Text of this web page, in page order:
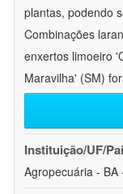
plantas, podendo
Combinações
enxertos limoeiro
Maravilha' (SM)
Instituição/UF/
Agropecuária - BA